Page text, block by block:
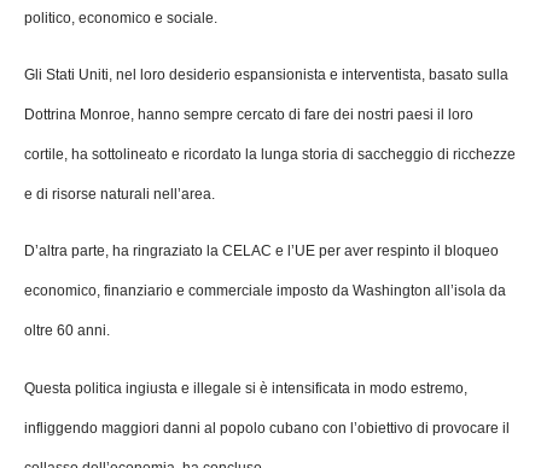
politico, economico e sociale.
Gli Stati Uniti, nel loro desiderio espansionista e interventista, basato sulla
Dottrina Monroe, hanno sempre cercato di fare dei nostri paesi il loro
cortile, ha sottolineato e ricordato la lunga storia di saccheggio di ricchezze
e di risorse naturali nell’area.
D’altra parte, ha ringraziato la CELAC e l’UE per aver respinto il bloqueo
economico, finanziario e commerciale imposto da Washington all’isola da
oltre 60 anni.
Questa politica ingiusta e illegale si è intensificata in modo estremo,
infliggendo maggiori danni al popolo cubano con l’obiettivo di provocare il